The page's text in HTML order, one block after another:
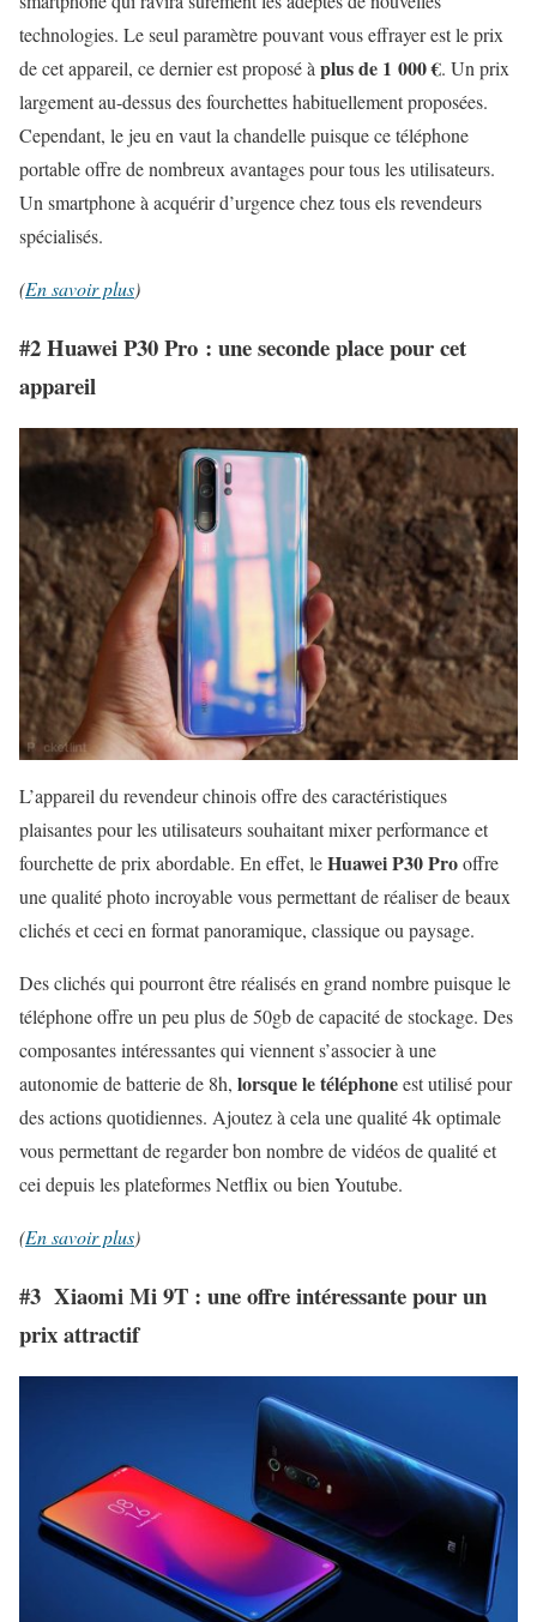
technologies. Le seul paramètre pouvant vous effrayer est le prix
de cet appareil, ce dernier est proposé àplus de 1 000 €. Un prix
largement au-dessus des fourchettes habituellement proposées.
Cependant, le jeu en vaut la chandelle puisque ce téléphone
portable offre de nombreux avantages pour tous les utilisateurs.
Un smartphone à acquérir d’urgence chez tous els revendeurs
spécialisés.
(En savoir plus)
#2 Huawei P30 Pro : une seconde place pour cet
appareil
L’appareil du revendeur chinois offre des caractéristiques
plaisantes pour les utilisateurs souhaitant mixer performance et
fourchette de prix abordable. En effet, leHuawei P30 Prooffre
une qualité photo incroyable vous permettant de réaliser de beaux
clichés et ceci en format panoramique, classique ou paysage.
Des clichés qui pourront être réalisés en grand nombre puisque le
téléphone offre un peu plus de 50gb de capacité de stockage. Des
composantes intéressantes qui viennent s’associer à une
autonomie de batterie de 8h, lorsque le téléphoneest utilisé pour
des actions quotidiennes. Ajoutez à cela une qualité 4k optimale
vous permettant de regarder bon nombre de vidéos de qualité et
cei depuis les plateformes Netflix ou bien Youtube.
(En savoir plus)
#3 Xiaomi Mi 9T : une offre intéressante pour un
prix attractif